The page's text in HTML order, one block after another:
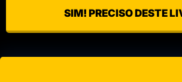
SIM! PRECISO DESTE